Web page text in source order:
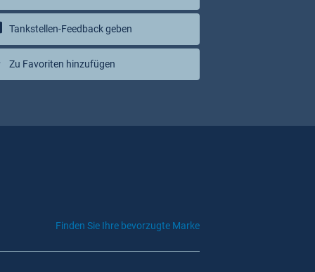
Tankstellen-Feedback geben
Zu Favoriten hinzufügen
Finden Sie Ihre bevorzugte Marke